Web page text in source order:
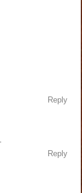
Reply
Reply